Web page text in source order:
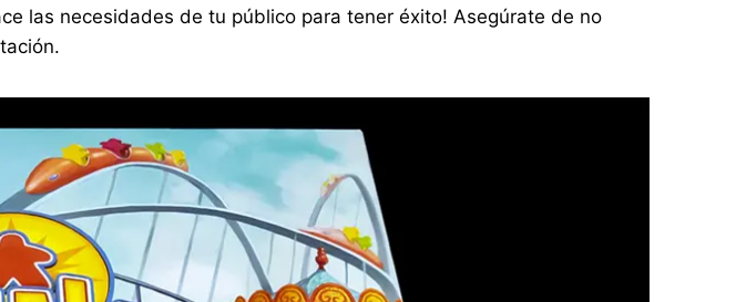
las necesidades de tu público para tener éxito! Asegúrate de no